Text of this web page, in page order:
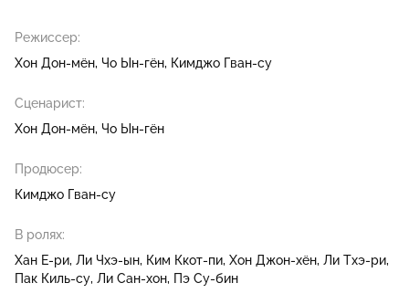
Режиссер:
Хон Дон-мён Чо Ын-гён Кимджо Гван-су
Сценарист:
Хон Дон-мён Чо Ын-гён
Продюсер:
Кимджо Гван-су
В ролях:
Хан Е-ри Ли Чхэ-ын Ким Ккот-пи Хон Джон-хён Ли Тхэ-ри
Пак Киль-су Ли Сан-хон Пэ Су-бин